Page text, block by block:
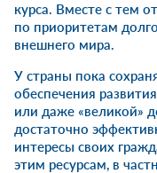
курса. Вместе с тем
по приоритетам
внешнего мира.
У страны пока
обеспечения
или даже «великой»
достаточно
интересы своих
этим ресурсам, в